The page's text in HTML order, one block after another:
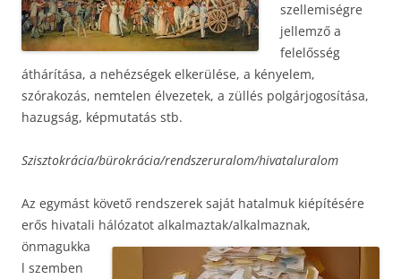
szellemiségre
jellemző a
felelősség
áthárítása, a nehézségek elkerülése, a kényelem,
szórakozás, nemtelen élvezetek, a züllés polgárjogosítása,
hazugság, képmutatás stb.
Szisztokrácia/bürokrácia/rendszeruralom/hivataluralom
Az egymást követő rendszerek saját hatalmuk kiépítésére
erős hivatali hálózatot alkalmaztak/alkalmaznak,
önmagukka
l szemben